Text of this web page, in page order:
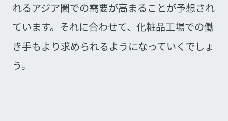
れるアジア圏での需要が高まることが予想され
ています。それに合わせて、化粧品工場での働
き手もより求められるようになっていくでしょ
う。